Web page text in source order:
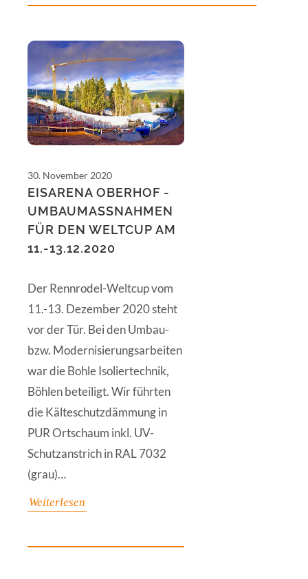
30. November 2020
EISARENA OBERHOF -
UMBAUMASSNAHMEN F
ÜR DEN WELTCUP AM 1
1.-13.12.2020
Der Rennrodel-Weltcup vom
11.-13. Dezember 2020 steht
vor der Tür. Bei den Umbau-
bzw. Modernisierungsarbeiten
war die Bohle Isoliertechnik,
Böhlen beteiligt. Wir führten
die Kälteschutzdämmung in
PUR Ortschaum inkl. UV-
Schutzanstrich in RAL 7032
(grau)…
Weiterlesen